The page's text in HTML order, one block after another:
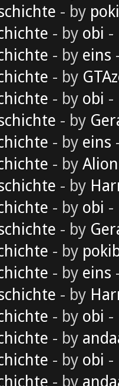
- by
- by obi -
- by eins
- by
- by obi -
- by
- by eins
- by Alion
- by
- by obi -
- by
- by
- by eins
- by
- by obi -
- by
- by obi -
- by